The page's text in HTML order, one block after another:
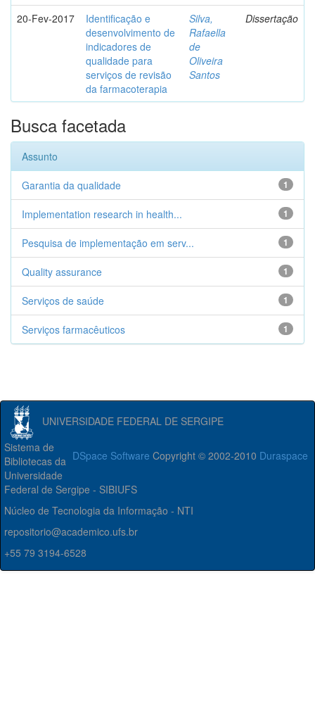
20-Fev-2017
Identificação e
desenvolvimento de
indicadores de
qualidade para
serviços de revisão
da farmacoterapia
Silva,
Rafaella
de
Oliveira
Santos
Dissertação
Busca facetada
Assunto
1
Garantia da qualidade
1
Implementation research in health...
1
Pesquisa de implementação em serv...
1
Quality assurance
1
Serviços de saúde
1
Serviços farmacêuticos
UNIVERSIDADE FEDERAL DE SERGIPE
DSpace Software Copyright © 2002-2010 Duraspace
Sistema de
Bibliotecas da
Universidade
Federal de Sergipe - SIBIUFS
Núcleo de Tecnologia da Informação - NTI
repositorio@academico.ufs.br
+55 79 3194-6528